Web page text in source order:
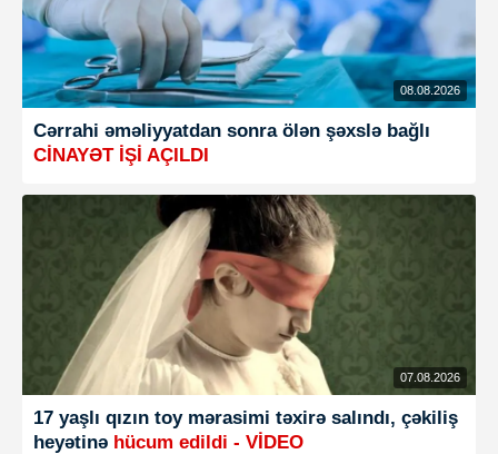
08.08.2026
Cərrahi əməliyyatdan sonra ölən şəxslə bağlı
CİNAYƏT İŞİ AÇILDI
07.08.2026
17 yaşlı qızın toy mərasimi təxirə salındı, çəkiliş
heyətinə hücum edildi - VİDEO